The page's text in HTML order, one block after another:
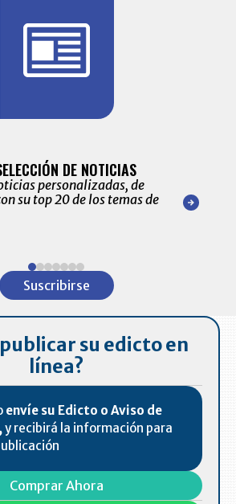
DE NOTICIAS
personalizadas, de
su top 20 de los temas de
de las
Suscribirse
su edicto en
línea?
envíe su Edicto o Aviso de
y recibirá la información para
Comprar Ahora